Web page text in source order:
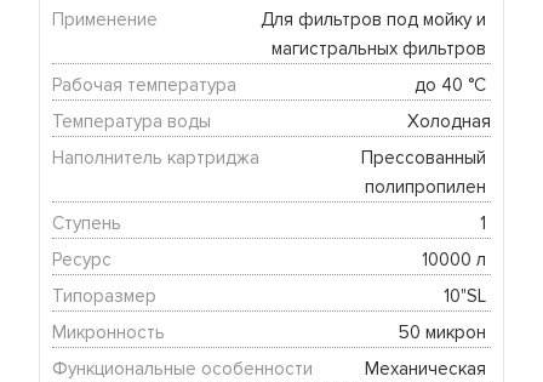
Применение
Для фильтров под мойку и
магистральных фильтров
Рабочая температура
до 40 °C
Температура воды
Холодная
Наполнитель картриджа
Прессованный
полипропилен
Ступень
1
Ресурс
10000 л
Типоразмер
10"SL
Микронность
50 микрон
Функциональные особенности
Механическая